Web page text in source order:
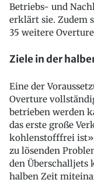
Betriebs- und
erklärt sie. Zudem
35 weitere
Ziele in der
Eine der
Overture
betrieben werden
das erste große
kohlenstofffrei
zu lösenden
den Überschalljets
halben Zeit